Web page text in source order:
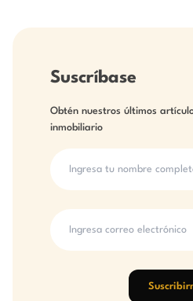
Suscríbase
Obtén nuestros últimos
inmobiliario